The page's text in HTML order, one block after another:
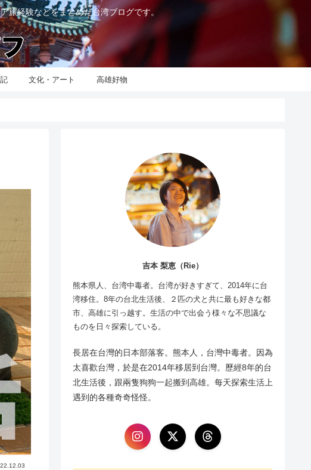
旅経験などをまとめた台湾ブログです。
文化・アート 高雄好物
吉本 梨恵（Rie）
熊本県人、台湾中毒者。台湾が好きすぎて、2014年に台
湾移住。8年の台北生活後、２匹の犬と共に最も好きな都
市、高雄に引っ越す。生活の中で出会う様々な不思議な
ものを日々探索している。
長居在台灣的日本部落客。熊本人，台灣中毒者。因為
太喜歡台灣，於是在2014年移居到台灣。歷經8年的台
北生活後，跟兩隻狗狗一起搬到高雄。每天探索生活上
遇到的各種奇奇怪怪。